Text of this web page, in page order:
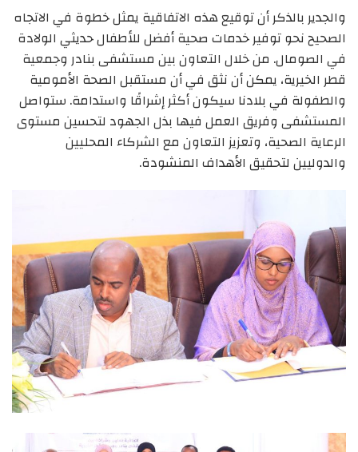
والجدير بالذكر أن توقيع هذه الاتفاقية يمثل خطوة في الاتجاه
الصحيح نحو توفير خدمات صحية أفضل للأطفال حديثي الولادة
في الصومال. من خلال التعاون بين مستشفى بنادر وجمعية
قطر الخيرية، يمكن أن نثق في أن مستقبل الصحة الأمومية
والطفولة في بلادنا سيكون أكثر إشراقًا واستدامة. ستواصل
المستشفى وفريق العمل فيها بذل الجهود لتحسين مستوى
الرعاية الصحية، وتعزيز التعاون مع الشركاء المحليين
والدوليين لتحقيق الأهداف المنشودة.